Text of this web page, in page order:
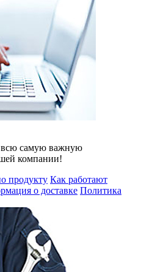
всю самую важную
компании!
продукту Как работают
о доставке Политика